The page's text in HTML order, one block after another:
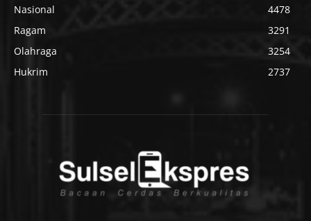
Nasional
4478
Ragam
3291
Olahraga
3254
Hukrim
2737